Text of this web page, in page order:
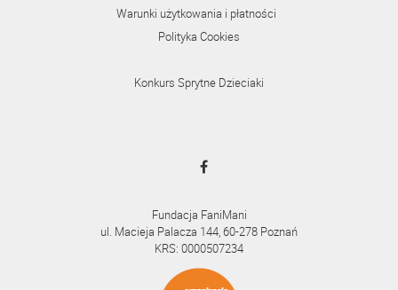
Warunki użytkowania i płatności
Polityka Cookies
Konkurs Sprytne Dzieciaki
Fundacja FaniMani
ul. Macieja Palacza 144, 60-278 Poznań
KRS: 0000507234